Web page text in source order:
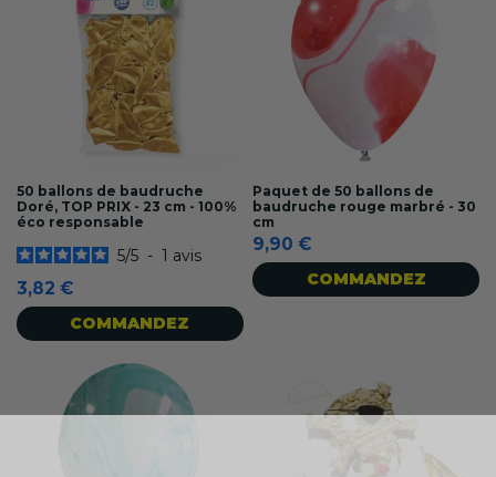
50 ballons de baudruche
Doré, TOP PRIX - 23 cm - 100%
éco responsable
5/5 - 1 avis
3,82 €
COMMANDEZ
Paquet de 50 ballons de
baudruche rouge marbré - 30
cm
9,90 €
COMMANDEZ